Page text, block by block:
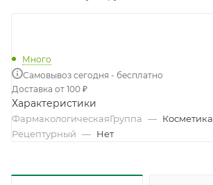
Много
Самовывоз сегодня - бесплатно
Доставка от 100 ₽
Характеристики
ФармакологическаяГруппа — Косметика
Рецептурный — Нет